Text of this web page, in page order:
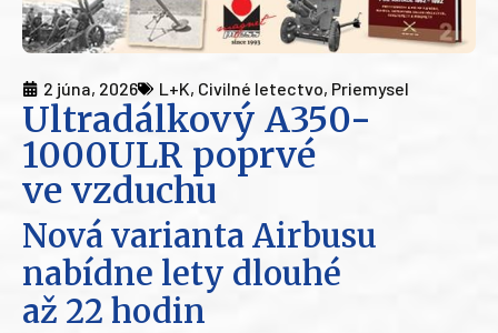
2 júna, 2026 L+K, Civilné letectvo, Priemysel
Ultradálkový A350-
1000ULR poprvé
ve vzduchu
Nová varianta Airbusu
nabídne lety dlouhé
až 22 hodin